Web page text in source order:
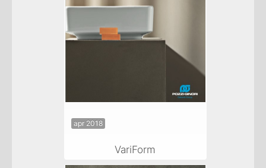
apr 2018
VariForm